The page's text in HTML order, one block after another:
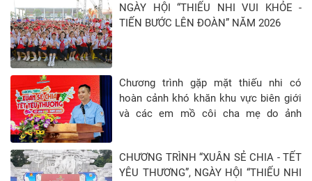
NGÀY HỘI “THIẾU NHI VUI KHỎE -
TIẾN BƯỚC LÊN ĐOÀN” NĂM 2026
Chương trình gặp mặt thiếu nhi có
hoàn cảnh khó khăn khu vực biên giới
và các em mồ côi cha mẹ do ảnh
chia - Tết yêu thương” năm 2026
CHƯƠNG TRÌNH “XUÂN SẺ CHIA - TẾT
YÊU THƯƠNG”, NGÀY HỘI “THIẾU NHI